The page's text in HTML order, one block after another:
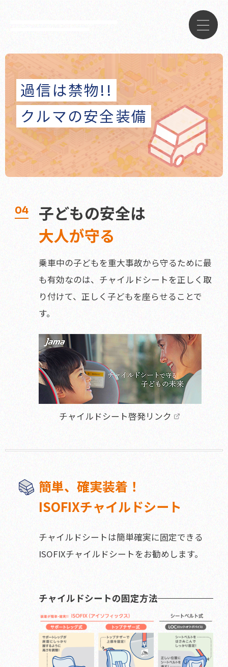
過信は禁物!!
クルマの安全装備
うっかり事故は
こう防ぐ！
どうする!?
ドライバーを守る
安心制度と各種窓口
ホーム
過信は禁物!!
クルマの安全装備
04
子どもの安全は
大人が守る
乗車中の子どもを重大事故から守るために最
も有効なのは、 チャイルドシートを正しく取
り付けて、正しく子どもを座らせることで
す。
チャイルドシート啓発リンク
簡単、確実装着！
ISOFIXチャイルドシート
チャイルドシートは簡単確実に固定できる
ISOFIXチャイルドシートをお勧めします。
チャイルドシートの固定方法